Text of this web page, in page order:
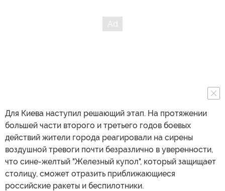
Для Киева наступил решающий этап. На протяжении
большей части второго и третьего годов боевых
действий жители города реагировали на сирены
воздушной тревоги почти безразлично в уверенности,
что сине-желтый "Железный купол", который защищает
столицу, сможет отразить приближающиеся
российские ракеты и беспилотники.